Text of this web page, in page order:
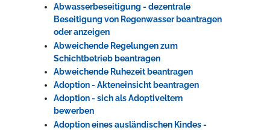
Erleben in Hockenheim
Spaß unter prickelnden Wasserfällen, das rauschende Meer im
Wellenbecken oder doch lieber die pure Entspannung auf der
Sprudelliege im Solebecken?
Abwasserbeseitigung - dezentrale
Beseitigung von Regenwasser beantragen
oder anzeigen
Abweichende Regelungen zum
Schichtbetrieb beantragen
Abweichende Ruhezeit beantragen
Adoption - Akteneinsicht beantragen
Adoption - sich als Adoptiveltern
bewerben
Adoption eines ausländischen Kindes -